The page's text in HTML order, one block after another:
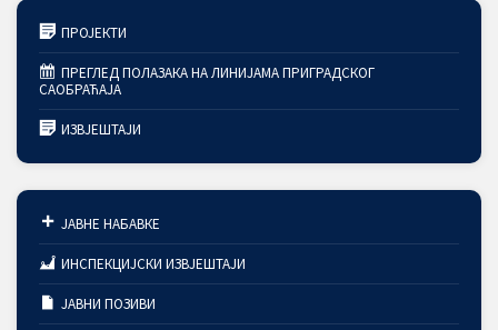
ПРОЈЕКТИ
ПРЕГЛЕД ПОЛАЗАКА НА ЛИНИЈАМА ПРИГРАДСКОГ
САОБРАЋАЈА
ИЗВЈЕШТАЈИ
ЈАВНЕ НАБАВКЕ
ИНСПЕКЦИЈСКИ ИЗВЈЕШТАЈИ
ЈАВНИ ПОЗИВИ